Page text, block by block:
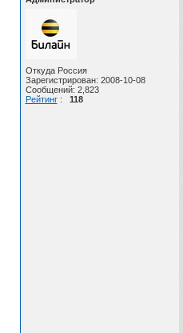
Откуда Россия
Зарегистрирован: 2008-10-08
Сообщений: 2,823
Рейтинг: 118